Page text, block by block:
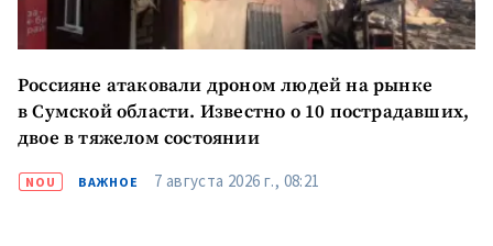
Россияне атаковали дроном людей на рынке
в Сумской области. Известно о 10 пострадавших,
двое в тяжелом состоянии
NOU ВАЖНОЕ 7 августа 2026 г., 08:21